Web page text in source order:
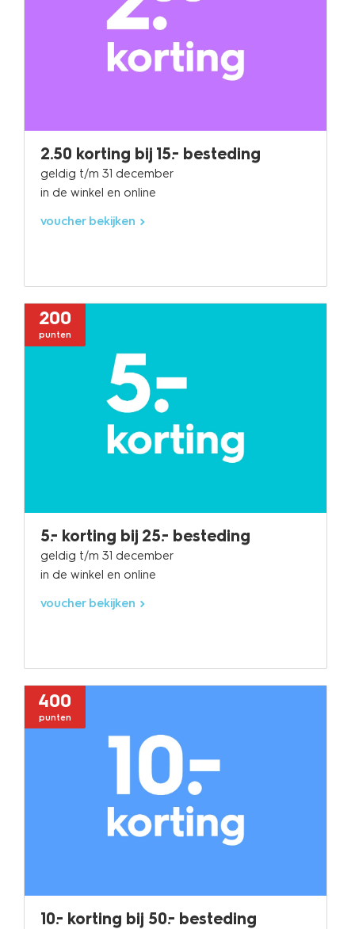
2.50 korting bij 15.- besteding
geldig t/m 31 december
in de winkel en online
voucher bekijken
200
punten
5.- korting bij 25.- besteding
geldig t/m 31 december
in de winkel en online
voucher bekijken
400
punten
10.- korting bij 50.- besteding